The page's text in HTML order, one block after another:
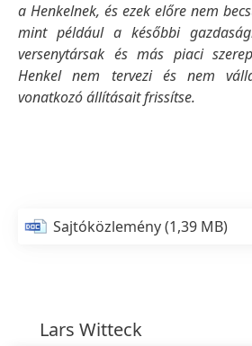
a Henkelnek, és ezek előre nem
mint például a későbbi
versenytársak és más piaci
Henkel nem tervezi és nem
vonatkozó állításait frissítse.
Sajtóközlemény(1,39 MB)
Lars Witteck